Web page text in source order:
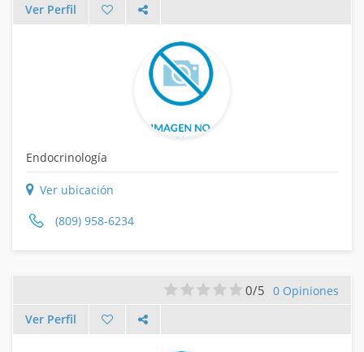
Ver Perfil
Endocrinología
Ver ubicación
(809) 958-6234
0/5 0 Opiniones
Ver Perfil